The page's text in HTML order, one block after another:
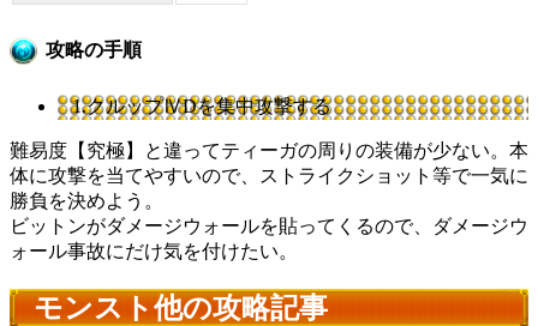
攻略の手順
1.クルップⅣDを集中攻撃する
難易度【究極】と違ってティーガの周りの装備が少ない。本
体に攻撃を当てやすいので、ストライクショット等で一気に
勝負を決めよう。
ビットンがダメージウォールを貼ってくるので、ダメージウ
ォール事故にだけ気を付けたい。
モンスト他の攻略記事